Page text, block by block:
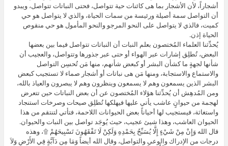
أشجاراً، لأن الأشجار بما هى كائنات حية تتواصل، فحتى النباتات تتواصل، ويبدو
أن التواصل سمة أصيلة ورئيسة من سمات الحياة، والذي لا يتواصل هو حي
كميت، فالذي لا يتواصل على النحو المرجو والنحو المأمول هو حي منقوص
الحياة إذن.
يُحدِّثنا العلماء المُختصون بعلم النبات أن النباتات تتواصل فيما بين بعضها
البعض، تُطلِق إشارات عبر الهواء أو حتى عبر جذورها وتتواصل، والعجيب أن
شأنها لجهةٍ ما كشأن البشر أو كبعض شأنهم، منها مَن تُحسِن التواصل
والاستماع والاستجابة، ومنها مَن هى نباتات أو أشجار صماء لا تستجيب كبعض
البشر الذين يسمعون وهم لا يسمعون وينظرون وهم لا يبصرون والعياذ بالله،
ومن المُدهِش أن يُحدِّثنا هؤلاء المُختصون عن أن بعض النباتات حين تتعرض
لهجمة من حيوانٍ عاشب يأتي عليها فيهلكها تُطلِق صيحات وصرخات استنجاد
واستغاثة، فيستجيب لها أحياناً بعض الحيوانات اللاحمة، فتأتي لتنتقم من هذا
الحيوان العاشب، وهذا شيئ عجيب، حيث يُوجَد تواصل بين النبات والحيوان.
قال الله وَإِنْ مِنْ شَيْءٍ إِلَّا يُسَبِّحُ بِحَمْدِهِ وَلَكِنْ لَا تَفْقَهُونَ تَسْبِيحَهُمْ ۩، وهذه
درجات من الإدراك والوعي والتواصل، وقال الله أيضاً وَمَا مِن دَآبَّةٍ فِي الأَرْضِ وَلاَ